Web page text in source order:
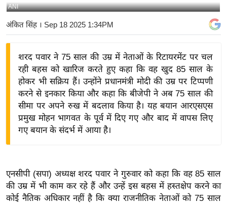
ष्ट्री
य
बि
द्यो
वि
शे
ष
ANI
अंकित सिंह। Sep 18 2025 1:34PM
शरद पवार ने 75 साल की उम्र में नेताओं के रिटायरमेंट पर चल
रही बहस को खारिज करते हुए कहा कि वह खुद 85 साल के
होकर भी सक्रिय हैं। उन्होंने प्रधानमंत्री मोदी की उम्र पर टिप्पणी
करने से इनकार किया और कहा कि बीजेपी ने अब 75 साल की
सीमा पर अपने रुख में बदलाव किया है। यह बयान आरएसएस
प्रमुख मोहन भागवत के पूर्व में दिए गए और बाद में वापस लिए
गए बयान के संदर्भ में आया है।
एनसीपी (सपा) अध्यक्ष शरद पवार ने गुरुवार को कहा कि वह 85 साल
की उम्र में भी काम कर रहे हैं और उन्हें इस बहस में हस्तक्षेप करने का
कोई नैतिक अधिकार नहीं है कि क्या राजनीतिक नेताओं को 75 साल